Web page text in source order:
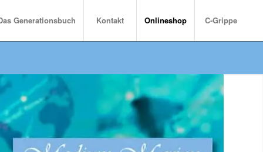
Generationsbuch Kontakt Onlineshop C-Grippe